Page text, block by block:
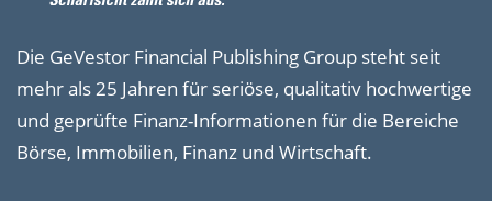
Die GeVestor Financial Publishing Group steht seit
mehr als 25 Jahren für seriöse, qualitativ hochwertige
und geprüfte Finanz-Informationen für die Bereiche
Börse, Immobilien, Finanz und Wirtschaft.